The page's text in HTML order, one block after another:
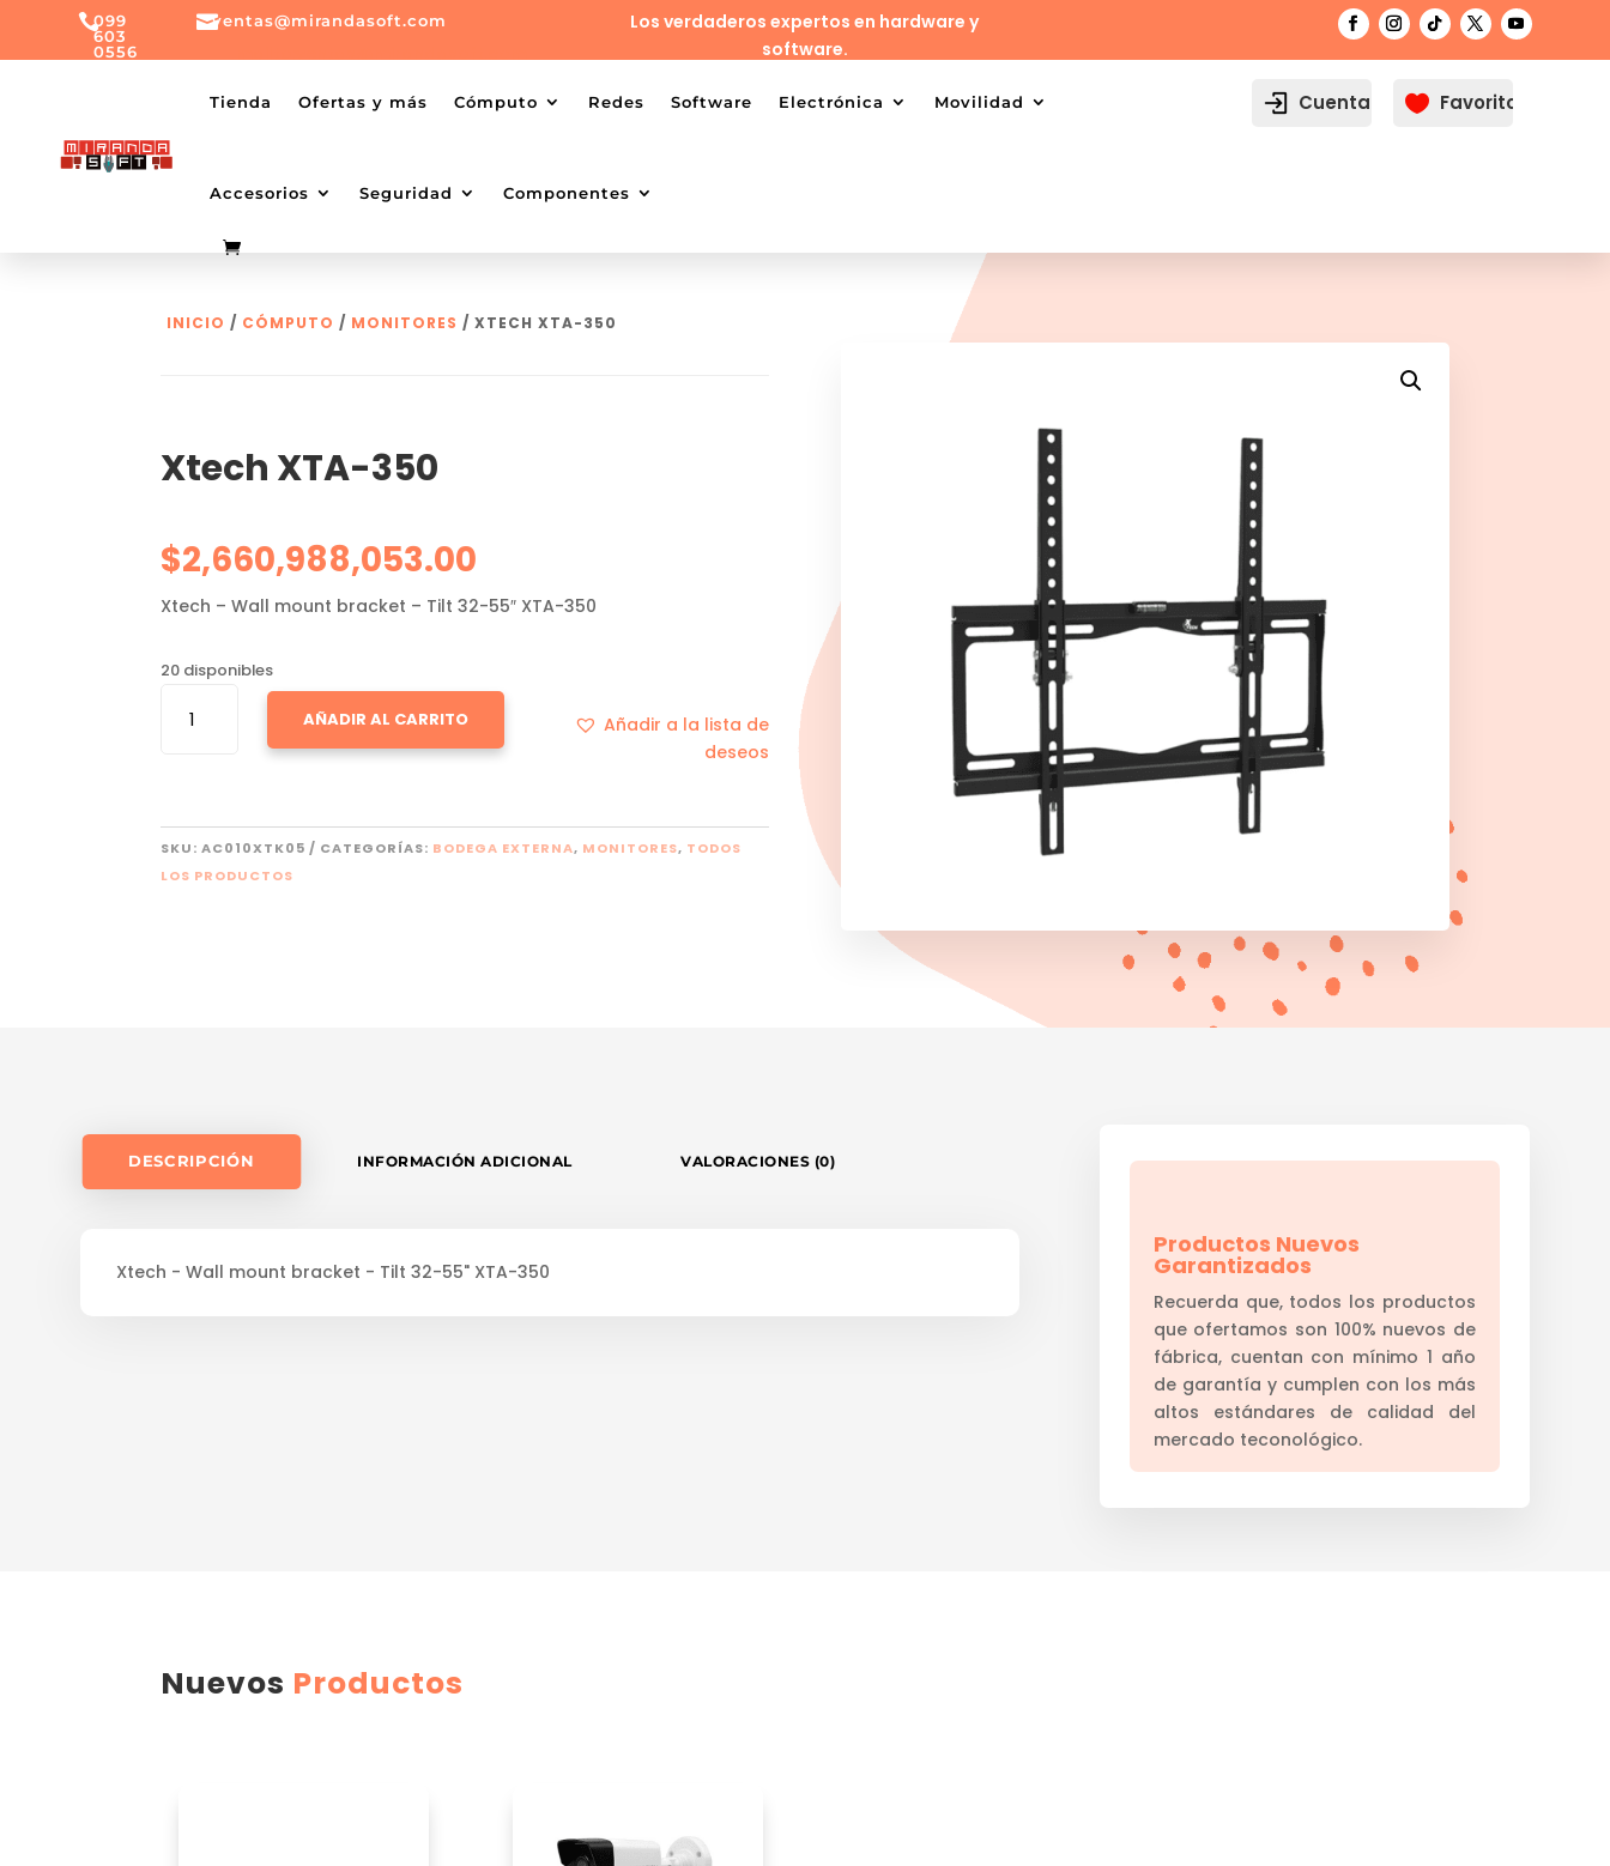
099
603
0556
0556
ventas@mirandasoft.com
mailto:ventas@mirandasoft.com
Los verdaderos expertos en hardware y
software.
Tienda Ofertas y más Cómputo Redes Software Electrónica Movilidad
Accesorios Seguridad Componentes
Cuenta  Favoritos
INICIO / CÓMPUTO / MONITORES / XTECH XTA-350
Xtech XTA-350
$2,660,988,053.00
Xtech – Wall mount bracket – Tilt 32-55″ XTA-350
20 disponibles
XTA-
AÑADIR AL CARRITO
Añadir a la lista de
deseos
SKU:AC010XTK05 CATEGORÍAS: BODEGA EXTERNA, MONITORES, TODOS
LOS PRODUCTOS
DESCRIPCIÓN INFORMACIÓN ADICIONAL VALORACIONES (0)
Xtech - Wall mount bracket - Tilt 32-55" XTA-350
Productos Nuevos
Garantizados
Recuerda que, todos los productos
que ofertamos son 100% nuevos de
fábrica, cuentan con mínimo 1 año
de garantía y cumplen con los más
altos estándares de calidad del
mercado teconológico.
Nuevos Productos